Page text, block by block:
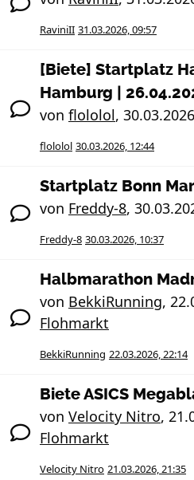
RaviniII 31.03.2026, 09:57
[Biete] Startplatz
Hamburg |
von flololol,
flololol 30.03.2026, 12:44
Startplatz Bonn
von Freddy-8,
Freddy-8 30.03.2026, 10:37
Halbmarathon
von BekkiRunning,
Flohmarkt
BekkiRunning 22.03.2026, 22:14
Biete ASICS
von Velocity Nitro,
Flohmarkt
Velocity Nitro 21.03.2026, 21:35